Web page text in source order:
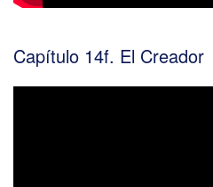
Capítulo 14f. El Creador